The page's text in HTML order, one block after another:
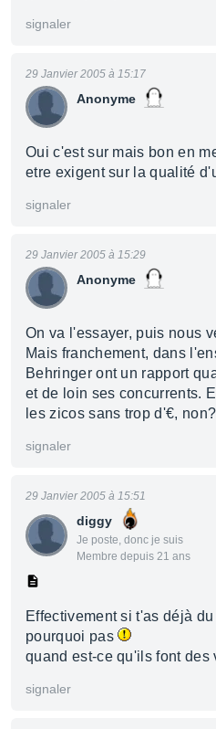
signaler
Anonyme
29 Janvier 2005 à 15:17
Oui c'est sur mais bon en
etre exigent sur la qualité
signaler
Anonyme
29 Janvier 2005 à 15:29
On va l'essayer, puis nous
Mais franchement, dans
Behringer ont un rapport
et de loin ses concurrents.
les zicos sans trop d'€, non?
signaler
diggy
Je poste, donc je suis
Membre depuis 21 ans
29 Janvier 2005 à 15:51
Effectivement si t'as déjà
pourquoi pas
quand est-ce qu'ils font des
signaler